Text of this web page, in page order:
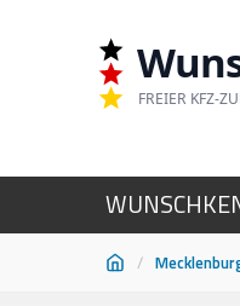
FREIER KFZ-
/